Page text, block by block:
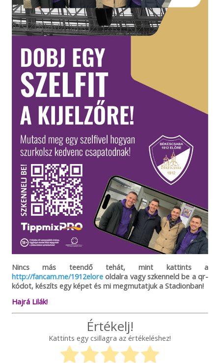
Nincs más teendő tehát, mint kattints a
http://fancam.me/1912eloreoldalra vagy szkenneld be a qr-
kódot, készíts egy képet és mi megmutatjuk a Stadionban!
Hajrá Lilák!
Értékelj!
Kattints egy csillagra az értékeléshez!